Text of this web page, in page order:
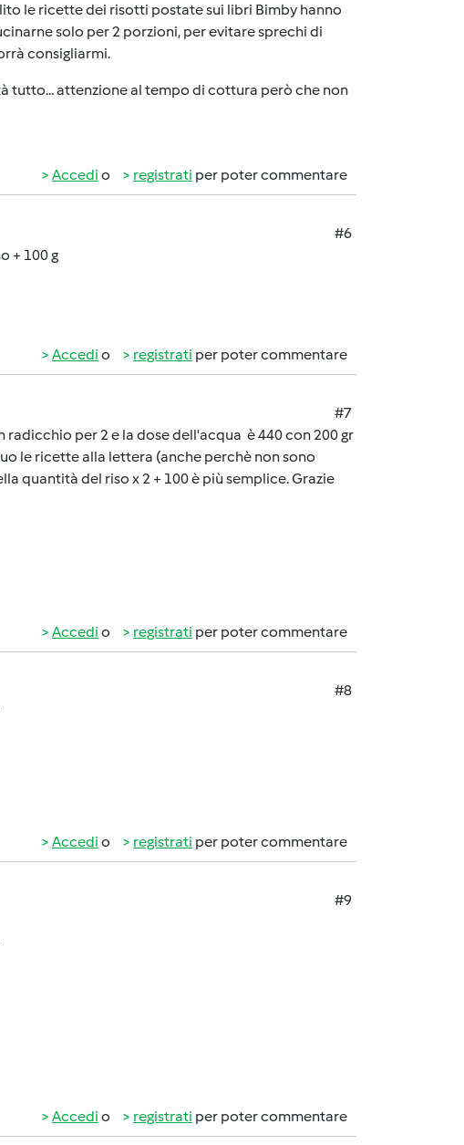
le ricette dei risotti postate sui libri Bimby hanno
solo per 2 porzioni, per evitare sprechi di
consigliarmi.
tutto... attenzione al tempo di cottura però che non
Accedi o registrati per poter commentare
#6
+ 100 g
Accedi o registrati per poter commentare
#7
per 2 e la dose dell'acqua è 440 con 200 gr
le ricette alla lettera (anche perchè non sono
quantità del riso x 2 + 100 è più semplice. Grazie
Accedi o registrati per poter commentare
#8
Accedi o registrati per poter commentare
#9
Accedi o registrati per poter commentare